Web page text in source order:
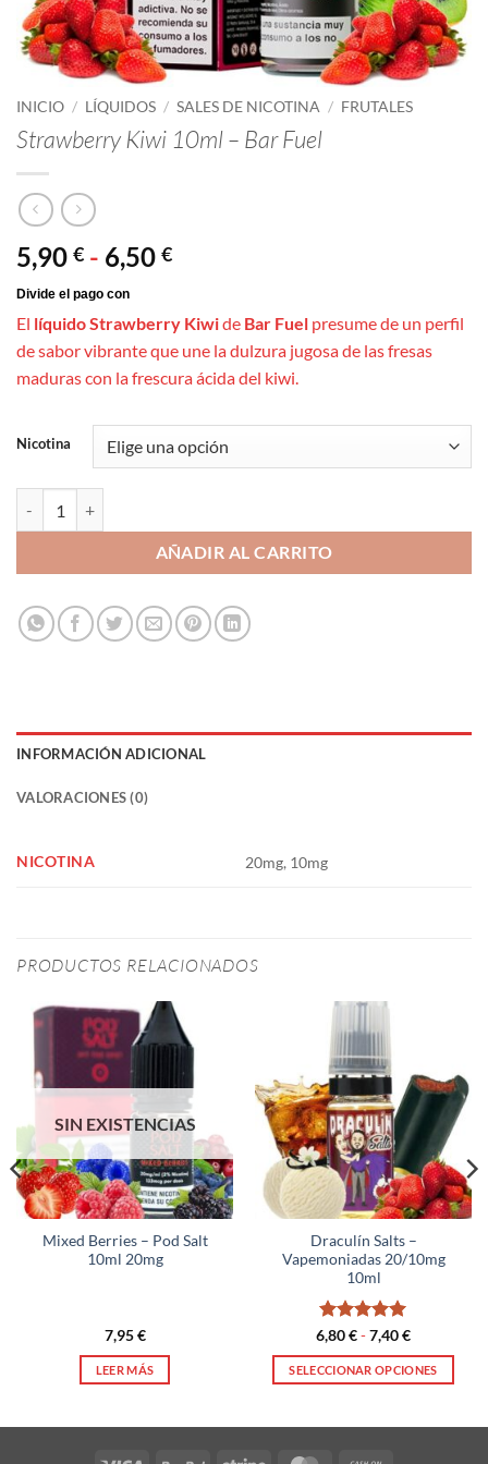
INICIO / LÍQUIDOS / SALES DE NICOTINA / FRUTALES
Strawberry Kiwi 10ml – Bar Fuel
5,90 € - 6,50 €Rango
desde
5,90 €
hasta
El líquido Strawberry Kiwide Bar Fuel presume de un perfil
de sabor vibrante que une la dulzura jugosa de las fresas
maduras con la frescura ácida del kiwi.
Nicotina
AÑADIR AL CARRITO
INFORMACIÓN ADICIONAL
VALORACIONES (0)
NICOTINA 20mg, 10mg
PRODUCTOS RELACIONADOS
SIN EXISTENCIAS
Mixed Berries – Pod Salt
10ml 20mg
7,95€
LEER MÁS
Draculín Salts –
Vapemoniadas 20/10mg
10ml
Valorado
con5de 5
6,80€-7,40€Rango
precios:
desde
SELECCIONAR OPCIONES